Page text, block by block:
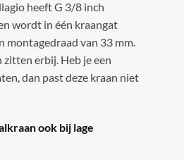
heeft G 3/8 inch
wordt in één kraangat
montagedraad van 33 mm.
zitten erbij. Heb je een
dan past deze kraan niet
ook bij lage